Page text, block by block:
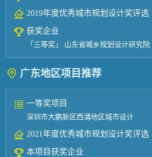
2019年度优秀城市规划设计奖评选
获奖企业
「三等奖」 山东省城乡规划设计研究院
广东地区项目推荐
一等奖项目
深圳市大鹏新区西涌地区城市设计
2021年度优秀城市规划设计奖评选
本项目获奖企业